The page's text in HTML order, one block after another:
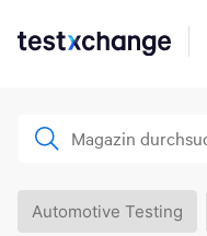
Automotive Testing